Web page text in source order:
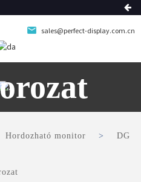
sales@perfect-display.com.cn
Hordozható monitor DG